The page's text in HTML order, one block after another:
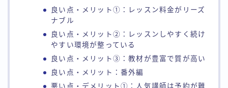
良い点・メリット①：レッスン料金がリーズ
ナブル
良い点・メリット②：レッスンしやすく続け
やすい環境が整っている
良い点・メリット③：教材が豊富で質が高い
良い点・メリット：番外編
悪い点・デメリット①：人気講師は予約が難